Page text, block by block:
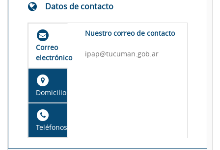
Datos de contacto
Correo
electrónico
Domicilio
Teléfonos
Nuestro correo de contacto
ipap@tucuman.gob.ar